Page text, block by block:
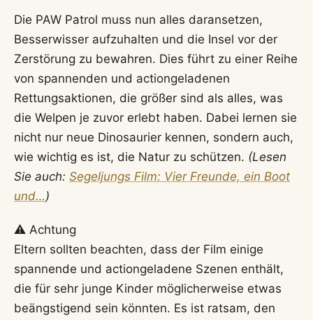
Die PAW Patrol muss nun alles daransetzen,
Besserwisser aufzuhalten und die Insel vor der
Zerstörung zu bewahren. Dies führt zu einer Reihe
von spannenden und actiongeladenen
Rettungsaktionen, die größer sind als alles, was
die Welpen je zuvor erlebt haben. Dabei lernen sie
nicht nur neue Dinosaurier kennen, sondern auch,
wie wichtig es ist, die Natur zu schützen. (Lesen
Sie auch: Segeljungs Film: Vier Freunde, ein Boot
und…)
⚠️ Achtung
Eltern sollten beachten, dass der Film einige
spannende und actiongeladene Szenen enthält,
die für sehr junge Kinder möglicherweise etwas
beängstigend sein könnten. Es ist ratsam, den